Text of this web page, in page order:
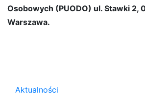
Osobowych (PUODO) ul. Stawki 2,
Warszawa.
Aktualności